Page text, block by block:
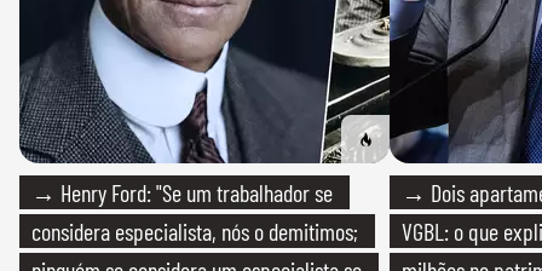
→ Henry Ford: "Se um trabalhador se
considera especialista, nós o demitimos;
→ Dois
VGBL: o que